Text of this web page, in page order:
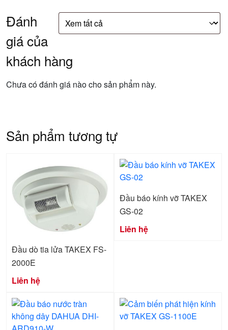
Đánh
giá của
khách hàng
Chưa có đánh giá nào cho sản phẩm này.
Sản phẩm tương tự
Đầu dò tia lửa TAKEX FS-
2000E
Liên hệ
Đầu báo kính vỡ TAKEX
GS-02
Liên hệ